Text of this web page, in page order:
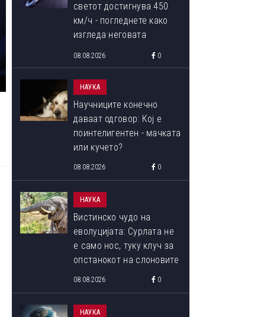
светот достигнува 450
км/ч - погледнете како
изгледа неговата
08.08.2026 0
НАУКА
Научниците конечно
даваат одговор: Кој е
поинтелигентен - мачката
или кучето?
08.08.2026 0
НАУКА
Вистинско чудо на
еволуцијата: Сурлата не
е само нос, туку клуч за
опстанокот на слоновите
08.08.2026 0
НАУКА